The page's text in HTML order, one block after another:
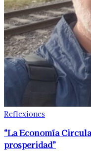
Reflexiones
“La Economía
prosperidad”